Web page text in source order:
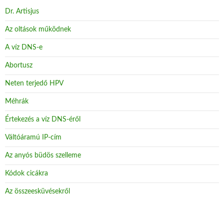
Dr. Artisjus
Az oltások működnek
A víz DNS-e
Abortusz
Neten terjedő HPV
Méhrák
Értekezés a víz DNS-éről
Váltóáramú IP-cím
Az anyós büdös szelleme
Kódok cicákra
Az összeesküvésekről